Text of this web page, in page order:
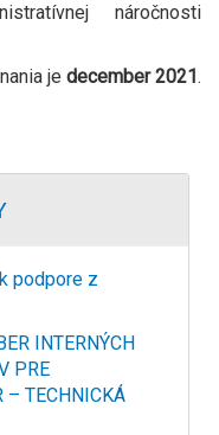
náročnosti
je december 2021 .
podpore z
INTERNÝCH
PRE
– TECHNICKÁ